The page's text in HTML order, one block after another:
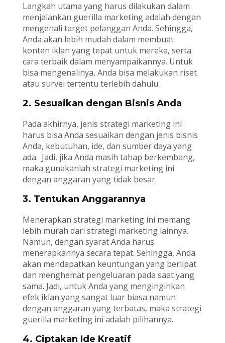
Langkah utama yang harus dilakukan dalam
menjalankan guerilla marketing adalah dengan
mengenali target pelanggan Anda. Sehingga,
Anda akan lebih mudah dalam membuat
konten iklan yang tepat untuk mereka, serta
cara terbaik dalam menyampaikannya. Untuk
bisa mengenalinya, Anda bisa melakukan riset
atau survei tertentu terlebih dahulu.
2. Sesuaikan dengan Bisnis Anda
Pada akhirnya, jenis strategi marketing ini
harus bisa Anda sesuaikan dengan jenis bisnis
Anda, kebutuhan, ide, dan sumber daya yang
ada. Jadi, jika Anda masih tahap berkembang,
maka gunakanlah strategi marketing ini
dengan anggaran yang tidak besar.
3. Tentukan Anggarannya
Menerapkan strategi marketing ini memang
lebih murah dari strategi marketing lainnya.
Namun, dengan syarat Anda harus
menerapkannya secara tepat. Sehingga, Anda
akan mendapatkan keuntungan yang berlipat
dan menghemat pengeluaran pada saat yang
sama. Jadi, untuk Anda yang menginginkan
efek iklan yang sangat luar biasa namun
dengan anggaran yang terbatas, maka strategi
guerilla marketing ini adalah pilihannya.
4. Ciptakan Ide Kreatif